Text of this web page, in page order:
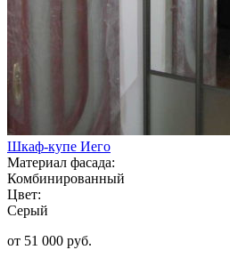
Шкаф-купе Иего
Материал фасада:
Комбинированный
Цвет:
Серый
от 51 000 руб.